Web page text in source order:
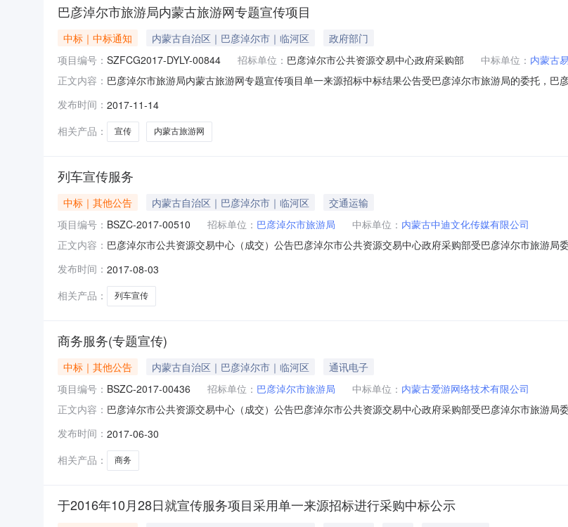
巴彦淖尔市旅游局内蒙古旅游网专题宣传项目
中标｜中标通知 内蒙古自治区｜巴彦淖尔市｜临河区
政府部门
项目编号： SZFCG2017-DYLY-00844 招标单位： 巴彦淖尔市公共资源交易中心政府采购部 中标单位： 内蒙古
正文内容： 巴彦淖尔市旅游局内蒙古旅游网专题宣传项目单一来源招标中标结果公告受巴彦淖尔市旅游局的委托，
时间：2017年11月14日至2017年11月15日2、定标日期：2017年11月14日3、包号预算（元）中标供应
发布时间： 2017-11-14
相关产品：
宣传 内蒙古旅游网
列车宣传服务
中标｜其他公告 内蒙古自治区｜巴彦淖尔市｜临河区
交通运输
项目编号： BSZC-2017-00510 招标单位： 巴彦淖尔市旅游局 中标单位： 内蒙古中迪文化传媒有限公司
正文内容： 巴彦淖尔市公共资源交易中心（成交）公告巴彦淖尔市公共资源交易中心政府采购部受巴彦淖尔市旅游
程名称数量技术规格、参数及要求预算金额（元）附件材料1列车宣传服务1详见采购询价文件120000供
在公示期间后
发布时间： 2017-08-03
相关产品：
列车宣传
商务服务(专题宣传)
中标｜其他公告 内蒙古自治区｜巴彦淖尔市｜临河区
通讯电子
项目编号： BSZC-2017-00436 招标单位： 巴彦淖尔市旅游局 中标单位： 内蒙古爱游网络技术有限公司
正文内容： 巴彦淖尔市公共资源交易中心（成交）公告巴彦淖尔市公共资源交易中心政府采购部受巴彦淖尔市旅游
号货物、服务和工程名称数量技术规格、参数及要求预算金额（元）附件材料1商务服务（专题宣传）1详
额：100000元
发布时间： 2017-06-30
相关产品：
商务
于2016年10月28日就宣传服务项目采用单一来源招标进行采购中标公示